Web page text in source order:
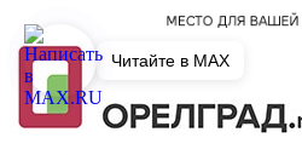
Читайте в MAX